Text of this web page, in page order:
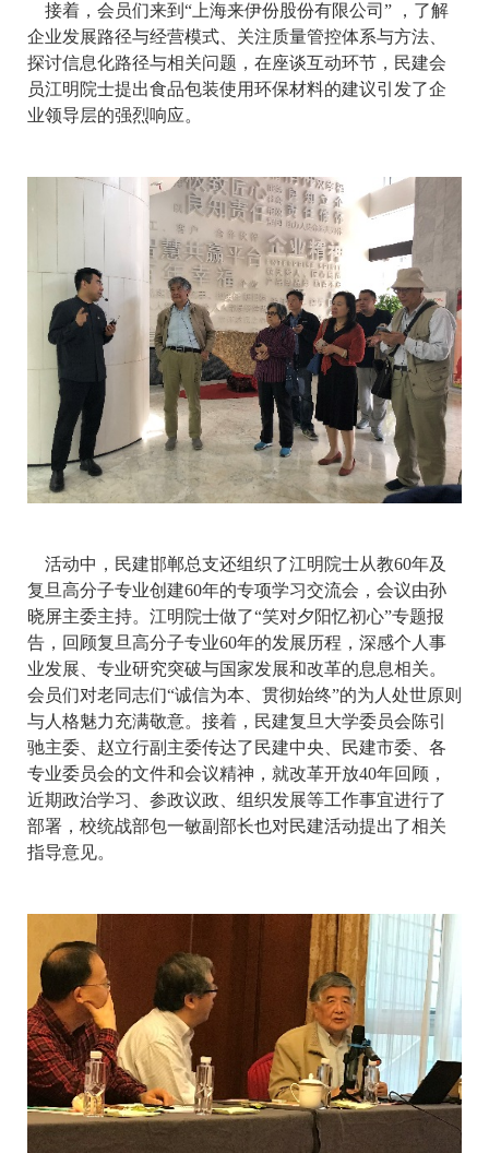
接着，会员们来到“上海来伊份股份有限公司” ，了解
企业发展路径与经营模式、关注质量管控体系与方法、
探讨信息化路径与相关问题，在座谈互动环节，民建会
员江明院士提出食品包装使用环保材料的建议引发了企
业领导层的强烈响应。
活动中，民建邯郸总支还组织了江明院士从教60年及
复旦高分子专业创建60年的专项学习交流会，会议由孙
晓屏主委主持。江明院士做了“笑对夕阳忆初心”专题报
告，回顾复旦高分子专业60年的发展历程，深感个人事
业发展、专业研究突破与国家发展和改革的息息相关。
会员们对老同志们“诚信为本、贯彻始终”的为人处世原则
与人格魅力充满敬意。接着，民建复旦大学委员会陈引
驰主委、赵立行副主委传达了民建中央、民建市委、各
专业委员会的文件和会议精神，就改革开放40年回顾，
近期政治学习、参政议政、组织发展等工作事宜进行了
部署，校统战部包一敏副部长也对民建活动提出了相关
指导意见。